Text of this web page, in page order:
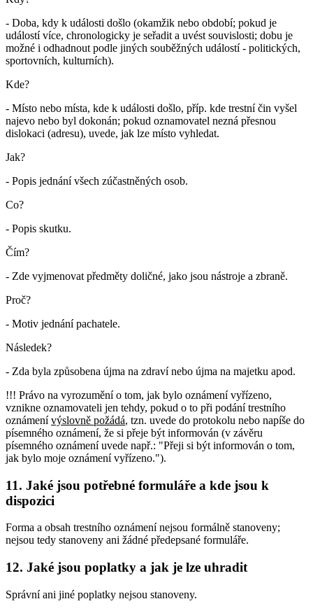
- Doba, kdy k události došlo (okamžik nebo období; pokud je
událostí více, chronologicky je seřadit a uvést souvislosti; dobu je
možné i odhadnout podle jiných souběžných událostí - politických,
sportovních, kulturních).
Kde?
- Místo nebo místa, kde k události došlo, příp. kde trestní čin vyšel
najevo nebo byl dokonán; pokud oznamovatel nezná přesnou
dislokaci (adresu), uvede, jak lze místo vyhledat.
Jak?
- Popis jednání všech zúčastněných osob.
Co?
- Popis skutku.
Čím?
- Zde vyjmenovat předměty doličné, jako jsou nástroje a zbraně.
Proč?
- Motiv jednání pachatele.
Následek?
- Zda byla způsobena újma na zdraví nebo újma na majetku apod.
!!! Právo na vyrozumění o tom, jak bylo oznámení vyřízeno,
vznikne oznamovateli jen tehdy, pokud o to při podání trestního
oznámenívýslovně požádá, tzn. uvede do protokolu nebo napíše do
písemného oznámení, že si přeje být informován (v závěru
písemného oznámení uvede např.: "Přeji si být informován o tom,
jak bylo moje oznámení vyřízeno.").
11. Jaké jsou potřebné formuláře a kde jsou k
dispozici
Forma a obsah trestního oznámení nejsou formálně stanoveny;
nejsou tedy stanoveny ani žádné předepsané formuláře.
12. Jaké jsou poplatky a jak je lze uhradit
Správní ani jiné poplatky nejsou stanoveny.